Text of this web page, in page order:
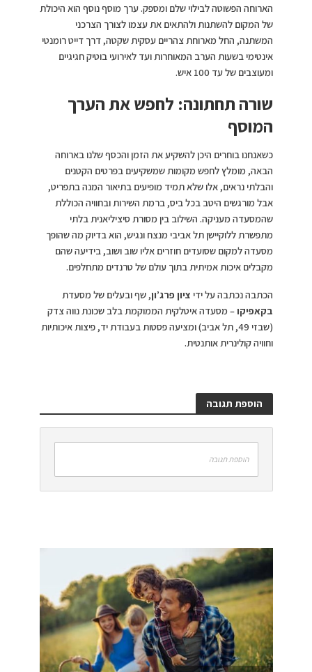
הארוחה הפשוטה לבילוי שלם ומספק. ערך מוסף נוסף הוא היכולת
של המקום להשתנות ולהתאים את עצמו לצורך הצרכני
המשתנה, החל מארוחת צהריים עסקית שקטה, דרך דייט רומנטי
אינטימי בשעות הערב המאוחרות ועד לאירועי בוטיק חגיגיים
ומעוצבים של עד 100 איש.
שורה תחתונה: לחפש את הערך
המוסף
כשאנחנו בוחרים היכן להשקיע את הזמן והכסף שלנו בארוחה
הבאה, מומלץ לחפש מקומות שמשקיעים בפרטים הקטנים
והבלתי נראים, אלו שלא תמיד מופיעים בתיאור המנה בתפריט,
אבל מורגשים היטב בכל ביס, ברמת השירות ובחוויה הכוללת
שהמסעדה מעניקה. השילוב בין מסורת סיציליאנית בלתי
מתפשרת ללוקיישן תל אביבי מנצח ונגיש, הוא בדיוק מה שהופך
מסעדה למקום שסועדים חוזרים אליו שוב ושוב, בידיעה שהם
מקבלים איכות אמיתית בתוך עולם של טרנדים מתחלפים.
הכתבה נכתבה על ידי ציון פרג’ון, שף ובעלים של מסעדת
בקאפיקו – מסעדה איטלקית הממוקמת בלב שכונת נווה צדק
(שבזי 49, תל אביב) ומציעה פסטות בעבודת יד, פיצות איכותיות
וחוויה קולינרית אותנטית.
הוספת תגובה
הוספת תגובה